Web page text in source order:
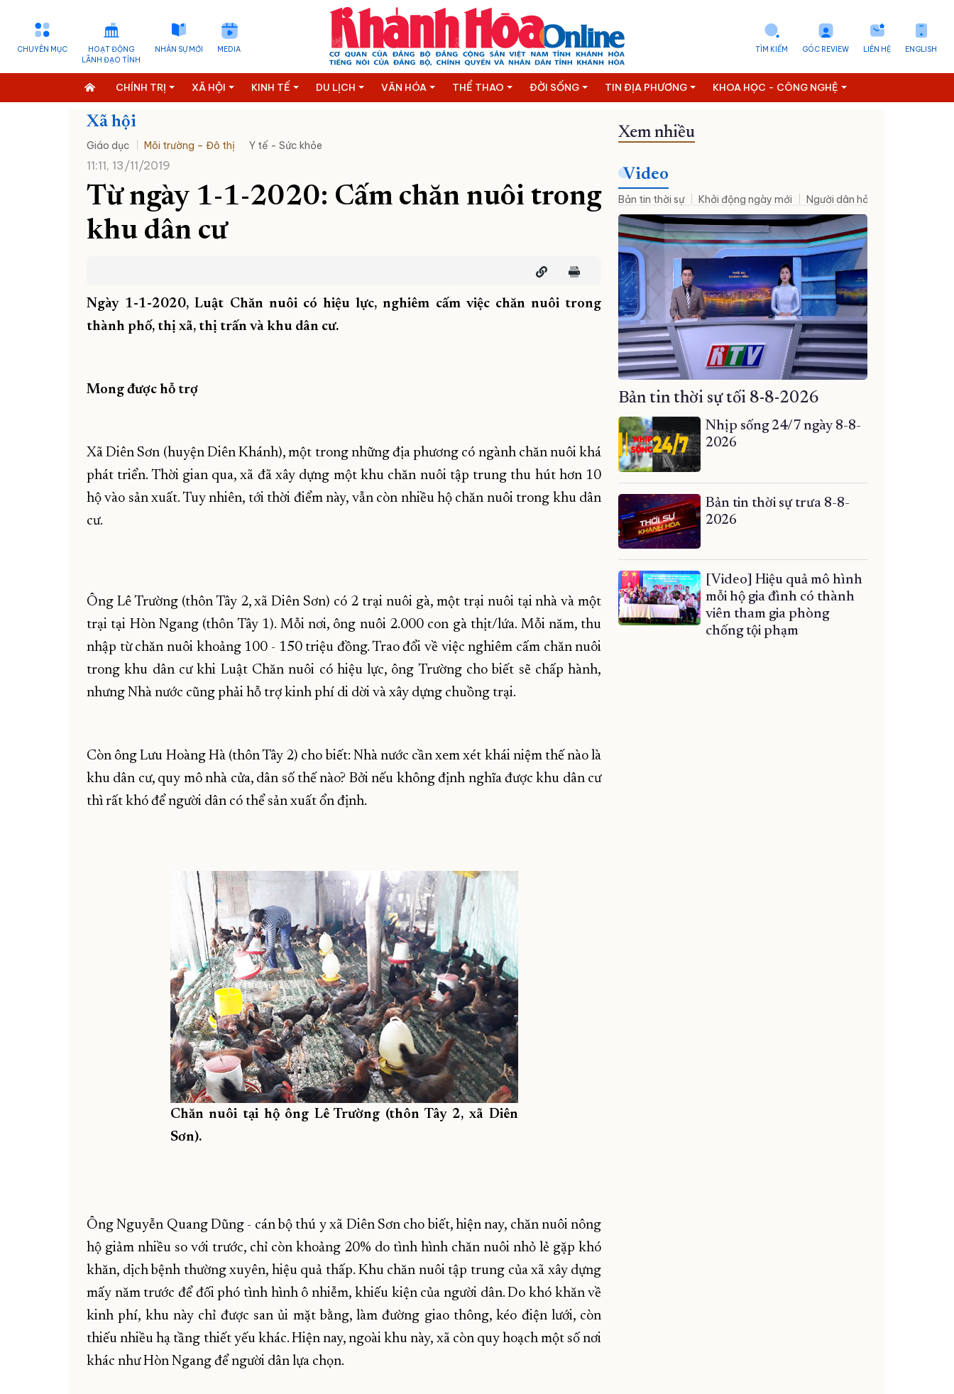
CHUYÊN MỤC
HOẠT ĐỘNG
LÃNH ĐẠO TỈNH
NHÂN SỰ MỚI MEDIA ENGLISH
LIÊN HỆ
GÓC REVIEW
TÌM KIẾM
CHÍNH TRỊ XÃ HỘI KINH TẾ DU LỊCH VĂN HÓA THỂ THAO ĐỜI SỐNG TIN ĐỊA PHƯƠNG KHOA HỌC - CÔNG NGHỆ
Xã hội
Giáo dục Môi trường – Đô thị Y tế - Sức khỏe
11:11, 13/11/2019
Từ ngày 1-1-2020: Cấm chăn nuôi trong
khu dân cư
Ngày 1-1-2020, Luật Chăn nuôi có hiệu lực, nghiêm cấm việc chăn nuôi trong
thành phố, thị xã, thị trấn và khu dân cư.
Mong được hỗ trợ
Xã Diên Sơn (huyện Diên Khánh), một trong những địa phương có ngành chăn nuôi khá
phát triển. Thời gian qua, xã đã xây dựng một khu chăn nuôi tập trung thu hút hơn 10
hộ vào sản xuất. Tuy nhiên, tới thời điểm này, vẫn còn nhiều hộ chăn nuôi trong khu dân
cư.
Ông Lê Trường (thôn Tây 2, xã Diên Sơn) có 2 trại nuôi gà, một trại nuôi tại nhà và một
trại tại Hòn Ngang (thôn Tây 1). Mỗi nơi, ông nuôi 2.000 con gà thịt/lứa. Mỗi năm, thu
nhập từ chăn nuôi khoảng 100 - 150 triệu đồng. Trao đổi về việc nghiêm cấm chăn nuôi
trong khu dân cư khi Luật Chăn nuôi có hiệu lực, ông Trường cho biết sẽ chấp hành,
nhưng Nhà nước cũng phải hỗ trợ kinh phí di dời và xây dựng chuồng trại.
Còn ông Lưu Hoàng Hà (thôn Tây 2) cho biết: Nhà nước cần xem xét khái niệm thế nào là
khu dân cư, quy mô nhà cửa, dân số thế nào? Bởi nếu không định nghĩa được khu dân cư
thì rất khó để người dân có thể sản xuất ổn định.
Chăn nuôi tại hộ ông Lê Trường (thôn Tây 2, xã Diên
Sơn).
Ông Nguyễn Quang Dũng - cán bộ thú y xã Diên Sơn cho biết, hiện nay, chăn nuôi nông
hộ giảm nhiều so với trước, chỉ còn khoảng 20% do tình hình chăn nuôi nhỏ lẻ gặp khó
khăn, dịch bệnh thường xuyên, hiệu quả thấp. Khu chăn nuôi tập trung của xã xây dựng
mấy năm trước để đối phó tình hình ô nhiễm, khiếu kiện của người dân. Do khó khăn về
kinh phí, khu này chỉ được san ủi mặt bằng, làm đường giao thông, kéo điện lưới, còn
thiếu nhiều hạ tầng thiết yếu khác. Hiện nay, ngoài khu này, xã còn quy hoạch một số nơi
khác như Hòn Ngang để người dân lựa chọn.
Xem nhiều
Video
Bản tin thời sự Khởi động ngày mới Người dân hỏi – Cơ quan nhà
Bản tin thời sự tối 8-8-2026
Nhịp sống 24/7 ngày 8-8-
2026
Bản tin thời sự trưa 8-8-
2026
[Video] Hiệu quả mô hình
mỗi hộ gia đình có thành
viên tham gia phòng
chống tội phạm